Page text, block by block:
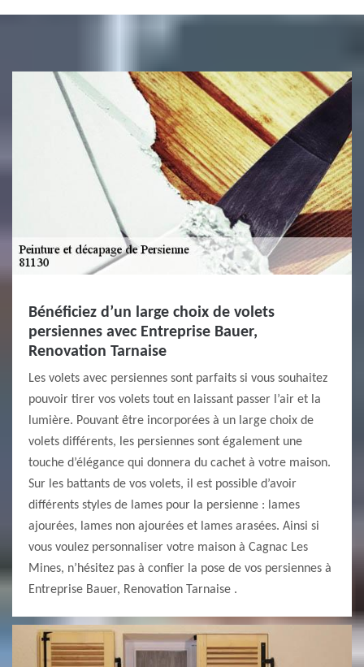
Bénéficiez d’un large choix de volets
persiennes avec Entreprise Bauer,
Renovation Tarnaise
Les volets avec persiennes sont parfaits si vous souhaitez
pouvoir tirer vos volets tout en laissant passer l’air et la
lumière. Pouvant être incorporées à un large choix de
volets différents, les persiennes sont également une
touche d’élégance qui donnera du cachet à votre maison.
Sur les battants de vos volets, il est possible d’avoir
différents styles de lames pour la persienne : lames
ajourées, lames non ajourées et lames arasées. Ainsi si
vous voulez personnaliser votre maison à Cagnac Les
Mines, n’hésitez pas à confier la pose de vos persiennes à
Entreprise Bauer, Renovation Tarnaise .